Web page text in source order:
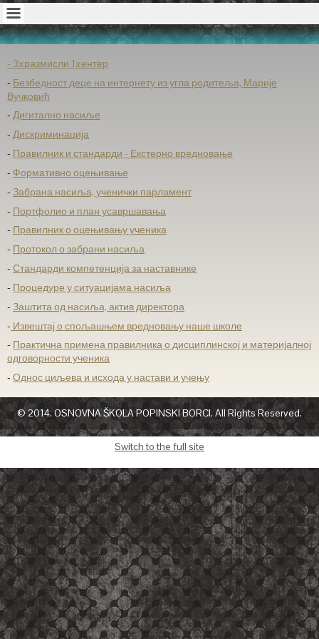
- 3xразмисли 1xентер
- Безбедност деце на интернету из угла родитеља, Марије
Вучковић
- Дигитално насиље
- Дискриминација
- Правилник и стандарди - Екстерно вредновање
- Формативно оцењивање
- Забрана насиља, ученички парламент
- Портфолио и план усавршавања
- Правилник о оцењивању ученика
- Протокол о забрани насиља
- Стандарди компетенција за наставнике
- Процедуре у ситуацијама насиља
- Заштита од насиља, актив директора
- Извештај о спољашњем вредновању наше школе
- Практична примена правилника о дисциплинској и материјалној
одговорности ученика
- Однос циљева и исхода у настави и учењу
© 2014. OSNOVNA ŠKOLA POPINSKI BORCI. All Rights Reserved.
Switch to the full site